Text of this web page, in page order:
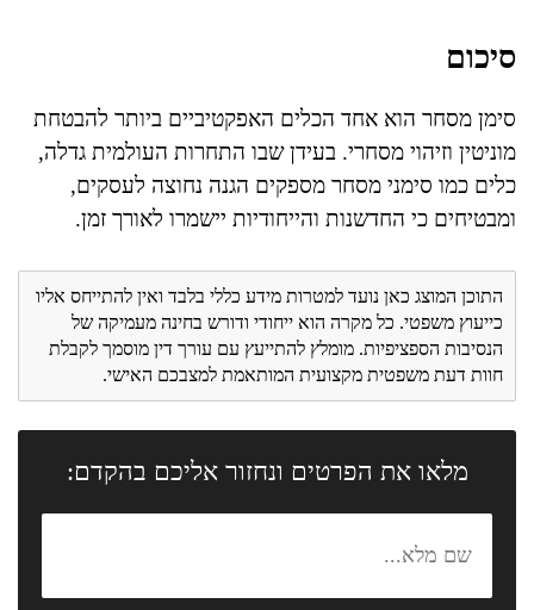
סיכום
סימן מסחר הוא אחד הכלים האפקטיביים ביותר להבטחת
מוניטין וזיהוי מסחרי. בעידן שבו התחרות העולמית גדלה,
כלים כמו סימני מסחר מספקים הגנה נחוצה לעסקים,
ומבטיחים כי החדשנות והייחודיות יישמרו לאורך זמן.
התוכן המוצג כאן נועד למטרות מידע כללי בלבד ואין להתייחס אליו
כייעוץ משפטי. כל מקרה הוא ייחודי ודורש בחינה מעמיקה של
הנסיבות הספציפיות. מומלץ להתייעץ עם עורך דין מוסמך לקבלת
חוות דעת משפטית מקצועית המותאמת למצבכם האישי.
מלאו את הפרטים ונחזור אליכם בהקדם: